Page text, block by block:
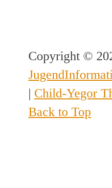
Copyright ©
| Child-Yegor
Back to Top